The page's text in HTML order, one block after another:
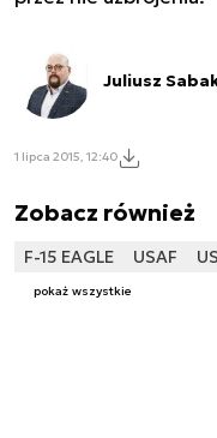
Juliusz
1 lipca 2015, 12:40
Zobacz również
F-15 EAGLE USAF
pokaż wszystkie